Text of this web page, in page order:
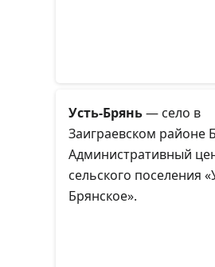
Усть-Брянь— село в
Заиграевском районе
Административный
сельского поселения
Брянское».